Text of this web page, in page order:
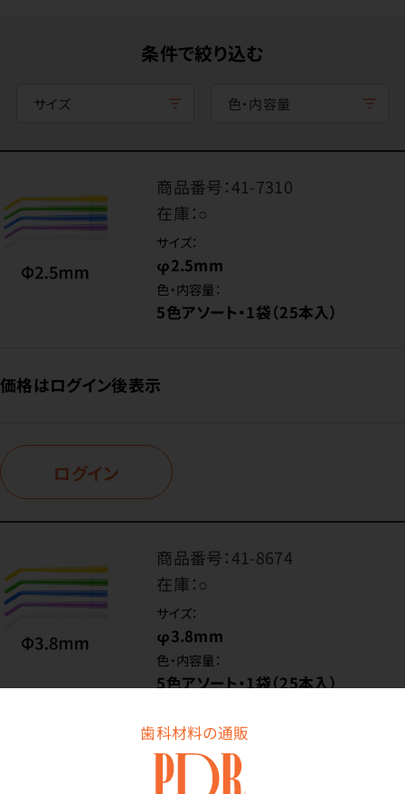
歯科材料の通販
条件で絞り込む
サイズ 色・内容量
商品番号：41-7310
在庫：○
サイズ：
φ2.5mm
色・内容量：
5色アソート・1袋（25本入）
価格はログイン後表示
ログイン
商品番号：41-8674
在庫：○
サイズ：
φ3.8mm
色・内容量：
5色アソート・1袋（25本入）
価格はログイン後表示